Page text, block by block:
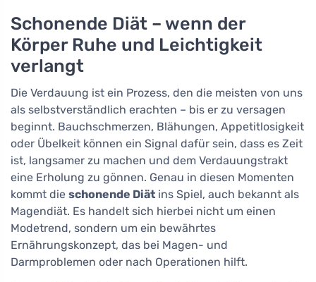
Schonende Diät – wenn der
Körper Ruhe und Leichtigkeit
verlangt
Die Verdauung ist ein Prozess, den die meisten von uns
als selbstverständlich erachten – bis er zu versagen
beginnt. Bauchschmerzen, Blähungen, Appetitlosigkeit
oder Übelkeit können ein Signal dafür sein, dass es Zeit
ist, langsamer zu machen und dem Verdauungstrakt
eine Erholung zu gönnen. Genau in diesen Momenten
kommt die schonende Diät ins Spiel, auch bekannt als
Magendiät. Es handelt sich hierbei nicht um einen
Modetrend, sondern um ein bewährtes
Ernährungskonzept, das bei Magen- und
Darmproblemen oder nach Operationen hilft.